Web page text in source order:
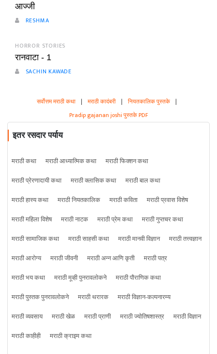
आज्जी
RESHMA
HORROR STORIES
रानवाटा - 1
SACHIN KAWADE
सर्वोत्तम मराठी कथा | मराठी कादंबरी | नियतकालिक पुस्तके |
Pradip gajanan joshi पुस्तके PDF
इतर रसदार पर्याय
मराठी कथा मराठी आध्यात्मिक कथा
मराठी फिक्शन कथा
मराठी प्रेरणादायी कथा
मराठी क्लासिक कथा
मराठी बाल कथा
मराठी हास्य कथा
मराठी नियतकालिक मराठी कविता
मराठी प्रवास विशेष
मराठी महिला विशेष
मराठी नाटक मराठी प्रेम कथा
मराठी गुप्तचर कथा
मराठी सामाजिक कथा
मराठी साहसी कथा मराठी मानवी विज्ञान
मराठी तत्त्वज्ञान
मराठी आरोग्य
मराठी जीवनी मराठी अन्न आणि कृती
मराठी पत्र
मराठी भय कथा
मराठी मूव्ही पुनरावलोकने
मराठी पौराणिक कथा
मराठी पुस्तक पुनरावलोकने
मराठी थरारक
मराठी विज्ञान-कल्पनारम्य
मराठी व्यवसाय
मराठी खेळ मराठी प्राणी मराठी ज्योतिषशास्त्र
मराठी विज्ञान
मराठी काहीही
मराठी क्राइम कथा